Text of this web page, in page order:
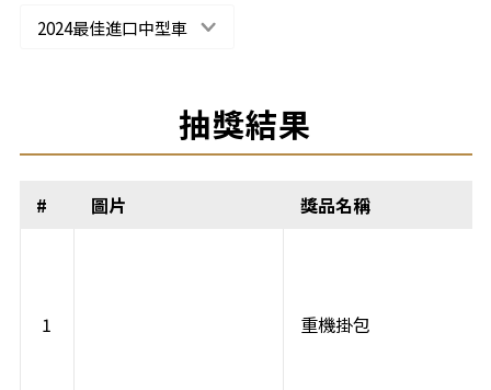
2024最佳進口中型車
抽獎結果
# 圖片 獎品名稱
1 重機掛包